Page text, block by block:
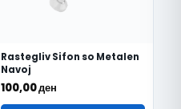
Rastegliv Sifon so Metalen
Navoj
100,00ден